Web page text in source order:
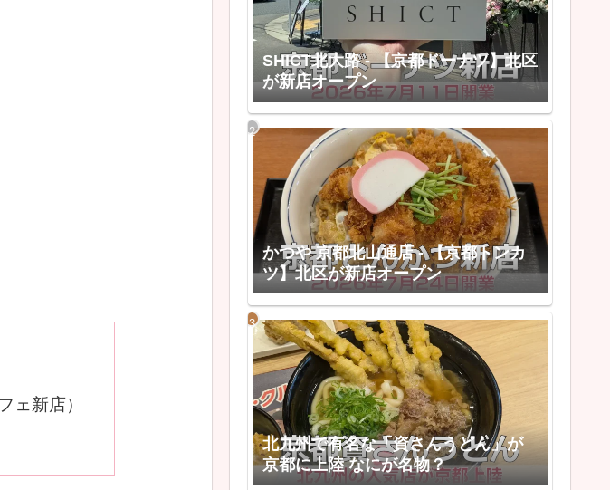
ェ新店）
SHICT北大路 - 【京都ドーナツ】北区
が新店オープン
かつや 京都北山通店 - 【京都トンカ
ツ】北区が新店オープン
北九州で有名な「資さんうどん」が
京都に上陸 なにが名物？